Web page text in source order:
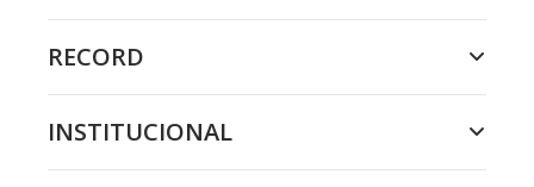
RECORD
INSTITUCIONAL